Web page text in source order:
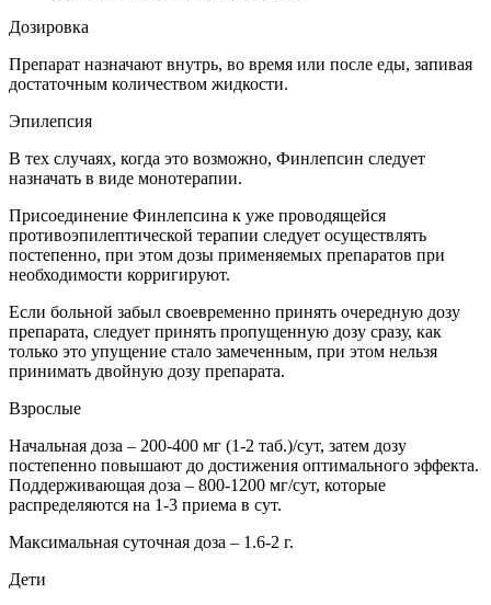
Дозировка
Препарат назначают внутрь, во время или после еды, запивая
достаточным количеством жидкости.
Эпилепсия
В тех случаях, когда это возможно, Финлепсин следует
назначать в виде монотерапии.
Присоединение Финлепсина к уже проводящейся
противоэпилептической терапии следует осуществлять
постепенно, при этом дозы применяемых препаратов при
необходимости корригируют.
Если больной забыл своевременно принять очередную дозу
препарата, следует принять пропущенную дозу сразу, как
только это упущение стало замеченным, при этом нельзя
принимать двойную дозу препарата.
Взрослые
Начальная доза – 200-400 мг (1-2 таб.)/сут, затем дозу
постепенно повышают до достижения оптимального эффекта.
Поддерживающая доза – 800-1200 мг/сут, которые
распределяются на 1-3 приема в сут.
Максимальная суточная доза – 1.6-2 г.
Дети